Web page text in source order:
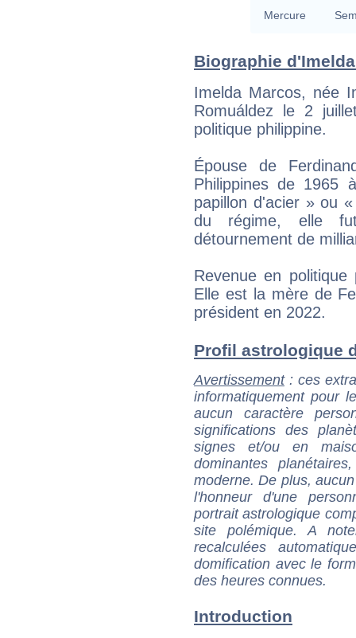
Mercure
Biographie
Imelda Marcos, née
Romuáldez le 2
politique philippine.
Épouse de
Philippines de 1965
papillon d'acier » ou
du régime, elle
détournement de
Revenue en
Elle est la mère de
président en 2022.
Profil astrologique
Avertissement: ces
informatiquement pour
aucun caractère
significations des
signes et/ou en
dominantes
moderne. De plus,
l'honneur d'une
portrait astrologique
site polémique. A
recalculées
domification avec le
des heures connues.
Introduction